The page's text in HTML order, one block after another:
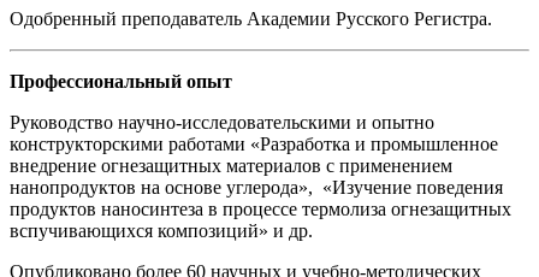
Одобренный преподаватель Академии Русского Регистра.
Профессиональный опыт
Руководство научно-исследовательскими и опытно
конструкторскими работами «Разработка и промышленное
внедрение огнезащитных материалов с применением
нанопродуктов на основе углерода», «Изучение поведения
продуктов наносинтеза в процессе термолиза огнезащитных
вспучивающихся композиций» и др.
Опубликовано более 60 научных и учебно-методических